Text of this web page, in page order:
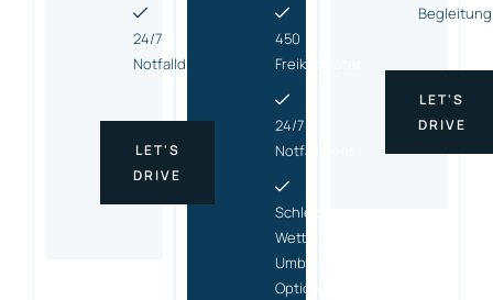
24/7
Notfalldienst
LET'S
DRIVE
450
Freikilometer
24/7
Notfalldienst
Schlecht-
Wetter-
Umbuchungs
Option
Begleitung
LET'S
DRIVE